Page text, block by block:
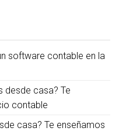
software contable en la
desde casa? Te
contable
casa? Te enseñamos